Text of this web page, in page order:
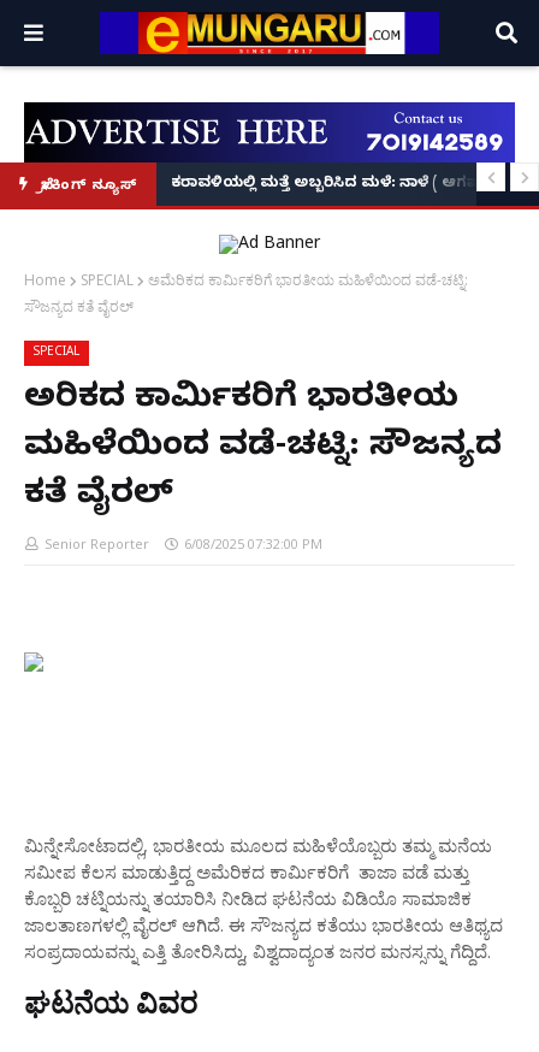
ಬ್ರೇಕಿಂಗ್ ನ್ಯೂಸ್ ಕರಾವಳಿಯಲ್ಲಿ ಮತ್ತೆ ಅಬ್ಬರಿಸಿದ ಮಳೆ: ನಾಳೆ ( ಆಗಷ್ಟ್
ಗಾಲಿಕುರ್ಚಿಯಲ್ಲಿ ಬಂದ ಭಾಗ್ಯಶ್ರೀ ಕುಲಾಲ್‌ಗೆ ಆಳ್ವಾಸ್
Home SPECIAL
ಅಮೆರಿಕದ ಕಾರ್ಮಿಕರಿಗೆ ಭಾರತೀಯ ಮಹಿಳೆಯಿಂದ ವಡೆ-ಚಟ್ನಿ:
ಸೌಜನ್ಯದ ಕತೆ ವೈರಲ್
SPECIAL
ಅಮೆರಿಕದ ಕಾರ್ಮಿಕರಿಗೆ ಭಾರತೀಯ
ಮಹಿಳೆಯಿಂದ ವಡೆ-ಚಟ್ನಿ: ಸೌಜನ್ಯದ
ಕತೆ ವೈರಲ್
Senior Reporter 6/08/2025 07:32:00 PM
ಮಿನ್ನೇಸೋಟಾದಲ್ಲಿ, ಭಾರತೀಯ ಮೂಲದ ಮಹಿಳೆಯೊಬ್ಬರು ತಮ್ಮ ಮನೆಯ
ಸಮೀಪ ಕೆಲಸ ಮಾಡುತ್ತಿದ್ದ ಅಮೆರಿಕದ ಕಾರ್ಮಿಕರಿಗೆ ತಾಜಾ ವಡೆ ಮತ್ತು
ಕೊಬ್ಬರಿ ಚಟ್ನಿಯನ್ನು ತಯಾರಿಸಿ ನೀಡಿದ ಘಟನೆಯ ವಿಡಿಯೊ ಸಾಮಾಜಿಕ
ಜಾಲತಾಣಗಳಲ್ಲಿ ವೈರಲ್ ಆಗಿದೆ. ಈ ಸೌಜನ್ಯದ ಕತೆಯು ಭಾರತೀಯ ಆತಿಥ್ಯದ
ಸಂಪ್ರದಾಯವನ್ನು ಎತ್ತಿ ತೋರಿಸಿದ್ದು, ವಿಶ್ವದಾದ್ಯಂತ ಜನರ ಮನಸ್ಸನ್ನು ಗೆದ್ದಿದೆ.
ಘಟನೆಯ ವಿವರ